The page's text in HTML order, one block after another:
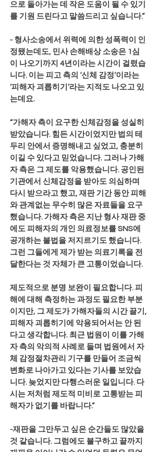
으로 돌아가는 데 작은 도움이 될 수 있기
를 기원 드린다고 말씀드리고 싶습니다.”
- 형사소송에서 위력에 의한 성폭력이 인
정됐는데도, 민사 손해배상 소송은 1심
이 나오기까지 4년이라는 시간이 걸렸습
니다. 이는 피고 측의 ‘신체 감정’이라는
‘피해자 괴롭히기’라는 지적도 나오고 있
는데요.
“가해자 측이 요구한 신체감정을 성실히
받았습니다. 힘든 시간이었지만 법의 테
두리 안에서 증명해내고 싶었고, 충분히
이길 수 있다고 믿었습니다. 그러나 가해
자 측은 그 제도를 악용했습니다. 공인된
기관에서 신체감정을 받아도 의심하며
다시 받으라고 했고, 재판 기간 동안 피해
와 관계없는 무수히 많은 자료들을 요구
했습니다. 가해자 측은 지난 형사 재판 중
에도 피해자의 개인 의료정보를 SNS에
공개하는 불법을 저지르기도 했습니다.
그런 그들에게 제가 받는 의료기록을 전
달한다는 것 자체가 큰 고통이었습니다.
제도적으로 분명 보완이 필요합니다. 피
해에 대해 측정하는 과정도 필요한 부분
이지만, 그 제도가 가해자들의 시간 끌기,
피해자 괴롭히기에 악용되어서는 안 된
다고 생각합니다. 최근 법원이 이를 가해
자 측의 악의적 사례로 들며 법원에서 자
체 감정절차관리 기구를 만들어 조금씩
변화로 나아가고 있다는 기사를 보았습
니다. 늦었지만 다행스러운 일입니다. 다
시는 저처럼 제도적 미비로 고통받는 피
해자가 없기를 바랍니다.”
-재판을 그만두고 싶은 순간들도 많았을
것 같습니다. 그럼에도 불구하고 끝까지